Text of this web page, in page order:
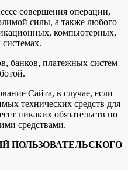
совершения операции,
силы, а также любого
компьютерных,
банков, платежных систем
Сайта, в случае, если
технических средств для
никаких обязательств по
средствами.
ПОЛЬЗОВАТЕЛЬСКОГО